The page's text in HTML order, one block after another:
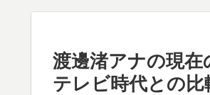
渡邊渚アナの現
テレビ時代との比